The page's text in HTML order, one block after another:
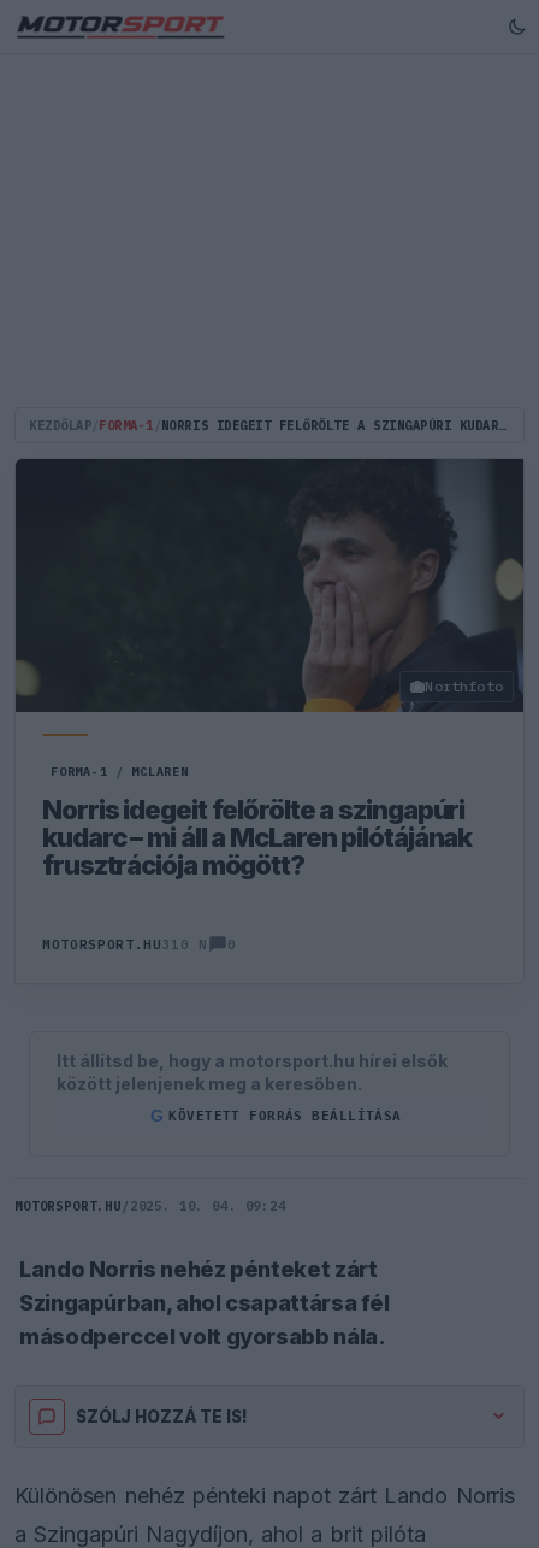
KEZDŐLAP FORMA-1 NORRIS IDEGEIT FELŐRÖLTE A SZINGAPÚRI KUDARC – MI ÁLL A MCLAREN PILÓTÁJÁNAK FRUSZTRÁCIÓJA MÖGÖTT?
Northfoto
FORMA-1 / MCLAREN
Norris idegeit felőrölte a szingapúri
kudarc – mi áll a McLaren pilótájának
frusztrációja mögött?
MOTORSPORT.HU310 N 0
Itt állítsd be, hogy a motorsport.hu hírei elsők
között jelenjenek meg a keresőben.
G KÖVETETT FORRÁS BEÁLLÍTÁSA
MOTORSPORT.HU / 2025. 10. 04. 09:24
Lando Norris nehéz pénteket zárt
Szingapúrban, ahol csapattársa fél
másodperccel volt gyorsabb nála.
SZÓLJ HOZZÁ TE IS!
Különösen nehéz pénteki napot zárt Lando Norris
a Szingapúri Nagydíjon, ahol a brit pilóta